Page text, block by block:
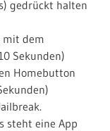
gedrückt halten
mit dem
Sekunden)
Homebutton
steht eine App